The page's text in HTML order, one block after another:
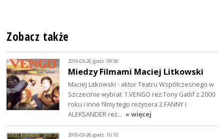
Zobacz także
2018-03-26, godz. 09:58
Miedzy Filmami Maciej Litkowski
Maciej Litkowski - aktor Teatru Współczesnego w
Szczecinie wybrał: 1.VENGO reż.Tony Gatlif z 2000
roku i inne filmy tego reżysera 2.FANNY I
ALEKSANDER reż… » więcej
2018-03-26, godz. 10:10